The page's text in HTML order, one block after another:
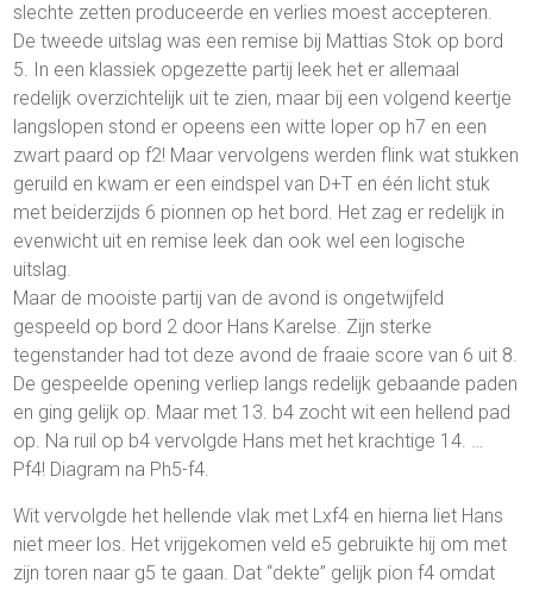
slechte zetten produceerde en verlies moest accepteren.
De tweede uitslag was een remise bij Mattias Stok op bord
5. In een klassiek opgezette partij leek het er allemaal
redelijk overzichtelijk uit te zien, maar bij een volgend keertje
langslopen stond er opeens een witte loper op h7 en een
zwart paard op f2! Maar vervolgens werden flink wat stukken
geruild en kwam er een eindspel van D+T en één licht stuk
met beiderzijds 6 pionnen op het bord. Het zag er redelijk in
evenwicht uit en remise leek dan ook wel een logische
uitslag.
Maar de mooiste partij van de avond is ongetwijfeld
gespeeld op bord 2 door Hans Karelse. Zijn sterke
tegenstander had tot deze avond de fraaie score van 6 uit 8.
De gespeelde opening verliep langs redelijk gebaande paden
en ging gelijk op. Maar met 13. b4 zocht wit een hellend pad
op. Na ruil op b4 vervolgde Hans met het krachtige 14. …
Pf4! Diagram na Ph5-f4.
Wit vervolgde het hellende vlak met Lxf4 en hierna liet Hans
niet meer los. Het vrijgekomen veld e5 gebruikte hij om met
zijn toren naar g5 te gaan. Dat “dekte” gelijk pion f4 omdat